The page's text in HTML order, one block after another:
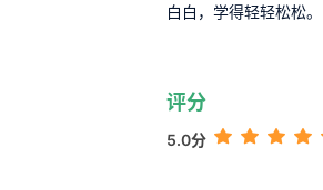
白白，学得轻轻松松。
评分
5.0分